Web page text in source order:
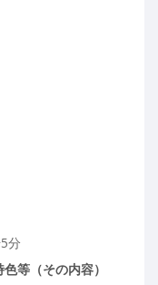
分
等（その内容）